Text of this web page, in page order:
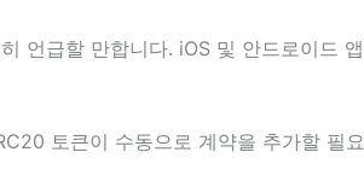
언급할 만합니다. iOS 및 안드로이드
토큰이 수동으로 계약을 추가할 필